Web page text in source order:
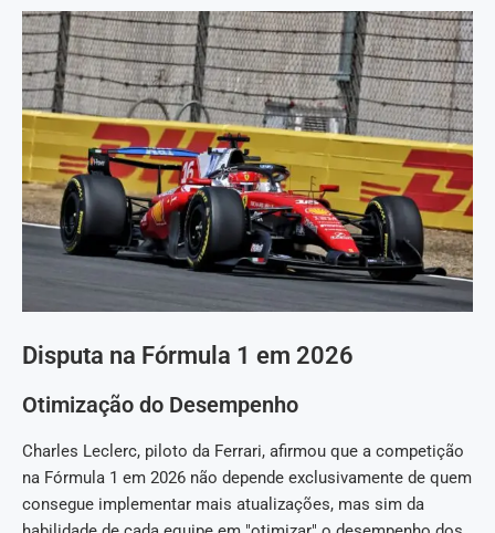
Disputa na Fórmula 1 em 2026
Otimização do Desempenho
Charles Leclerc, piloto da Ferrari, afirmou que a competição
na Fórmula 1 em 2026 não depende exclusivamente de quem
consegue implementar mais atualizações, mas sim da